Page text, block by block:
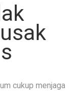
cukup menjaga